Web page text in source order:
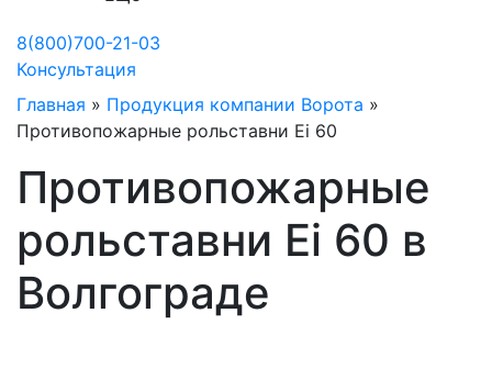
8(800)700-21-03
Консультация
Главная » Продукция компании Ворота »
Противопожарные рольставни Ei 60
Противопожарные
рольставни Ei 60 в
Волгограде